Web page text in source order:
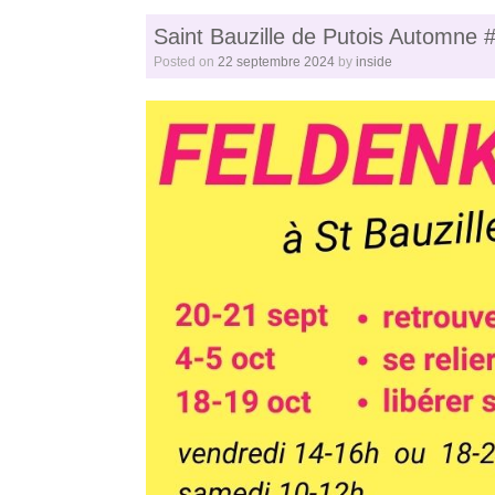
Saint Bauzille de Putois Automne
Posted on 22 septembre 2024 by inside